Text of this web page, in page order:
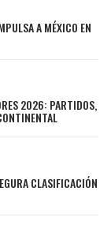
A MÉXICO EN
2026: PARTIDOS,
CLASIFICACIÓN